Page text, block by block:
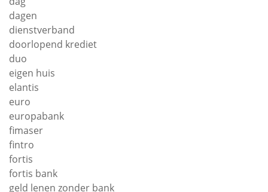
dagen
dienstverband
doorlopend krediet
duo
eigen huis
elantis
euro
europabank
fimaser
fintro
fortis
fortis bank
geld lenen zonder bank